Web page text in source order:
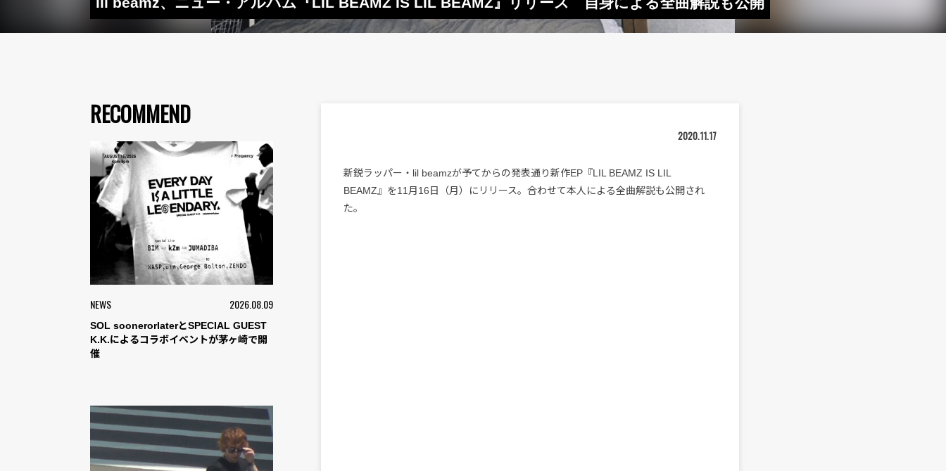
RECOMMEND
NEWS 2026.08.09
SOL soonerorlaterとSPECIAL GUEST
K.K.によるコラボイベントが茅ヶ崎で開
催
2020.11.17
新鋭ラッパー・lil beamzが予てからの発表通り新作EP『LIL BEAMZ IS LIL
BEAMZ』を11月16日（月）にリリース。合わせて本人による全曲解説も公開され
た。